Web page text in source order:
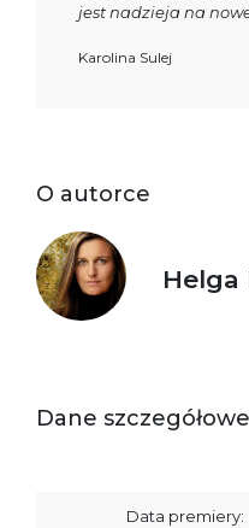
jest nadzieja na
Karolina Sulej
O autorce
Helga
Dane szczegółowe
Data premiery: